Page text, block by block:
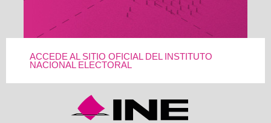
ACCEDE AL SITIO OFICIAL DEL INSTITUTO
NACIONAL ELECTORAL